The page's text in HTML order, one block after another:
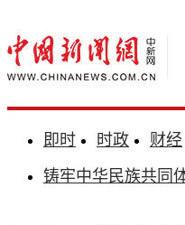
即时 时政 财经
铸牢中华民族共同